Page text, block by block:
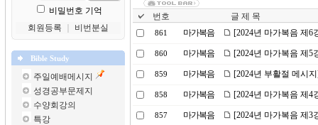
비밀번호 기억
회원등록
비번분실
Bible Study
주일예배메시지
성경공부문제지
수양회강의
특강
번호 글 제 목
861 마가복음 [2024년 마가복음 제6
860 마가복음 [2024년 마가복음 제5
859 마가복음 [2024년 부활절 메시
858 마가복음 [2024년 마가복음 제4
857 마가복음 [2024년 마가복음 제3